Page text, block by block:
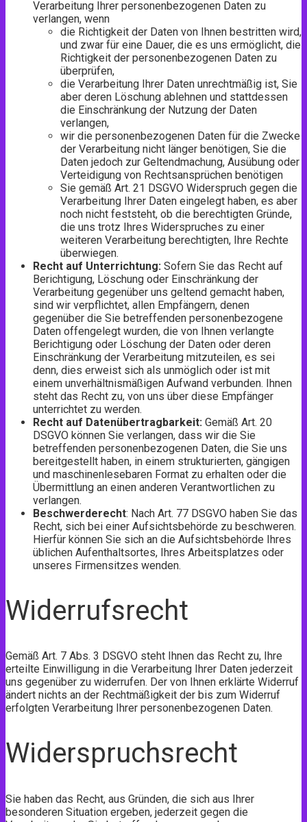
Verarbeitung Ihrer personenbezogenen Daten zu
verlangen, wenn
die Richtigkeit der Daten von Ihnen bestritten wird,
und zwar für eine Dauer, die es uns ermöglicht, die
Richtigkeit der personenbezogenen Daten zu
überprüfen,
die Verarbeitung Ihrer Daten unrechtmäßig ist, Sie
aber deren Löschung ablehnen und stattdessen
die Einschränkung der Nutzung der Daten
verlangen,
wir die personenbezogenen Daten für die Zwecke
der Verarbeitung nicht länger benötigen, Sie die
Daten jedoch zur Geltendmachung, Ausübung oder
Verteidigung von Rechtsansprüchen benötigen
Sie gemäß Art. 21 DSGVO Widerspruch gegen die
Verarbeitung Ihrer Daten eingelegt haben, es aber
noch nicht feststeht, ob die berechtigten Gründe,
die uns trotz Ihres Widerspruches zu einer
weiteren Verarbeitung berechtigten, Ihre Rechte
überwiegen.
Recht auf Unterrichtung: Sofern Sie das Recht auf
Berichtigung, Löschung oder Einschränkung der
Verarbeitung gegenüber uns geltend gemacht haben,
sind wir verpflichtet, allen Empfängern, denen
gegenüber die Sie betreffenden personenbezogene
Daten offengelegt wurden, die von Ihnen verlangte
Berichtigung oder Löschung der Daten oder deren
Einschränkung der Verarbeitung mitzuteilen, es sei
denn, dies erweist sich als unmöglich oder ist mit
einem unverhältnismäßigen Aufwand verbunden. Ihnen
steht das Recht zu, von uns über diese Empfänger
unterrichtet zu werden.
Recht auf Datenübertragbarkeit: Gemäß Art. 20
DSGVO können Sie verlangen, dass wir die Sie
betreffenden personenbezogenen Daten, die Sie uns
bereitgestellt haben, in einem strukturierten, gängigen
und maschinenlesebaren Format zu erhalten oder die
Übermittlung an einen anderen Verantwortlichen zu
verlangen.
Beschwerderecht: Nach Art. 77 DSGVO haben Sie das
Recht, sich bei einer Aufsichtsbehörde zu beschweren.
Hierfür können Sie sich an die Aufsichtsbehörde Ihres
üblichen Aufenthaltsortes, Ihres Arbeitsplatzes oder
unseres Firmensitzes wenden.
Widerrufsrecht
Gemäß Art. 7 Abs. 3 DSGVO steht Ihnen das Recht zu, Ihre
erteilte Einwilligung in die Verarbeitung Ihrer Daten jederzeit
uns gegenüber zu widerrufen. Der von Ihnen erklärte Widerruf
ändert nichts an der Rechtmäßigkeit der bis zum Widerruf
erfolgten Verarbeitung Ihrer personenbezogenen Daten.
Widerspruchsrecht
Sie haben das Recht, aus Gründen, die sich aus Ihrer
besonderen Situation ergeben, jederzeit gegen die